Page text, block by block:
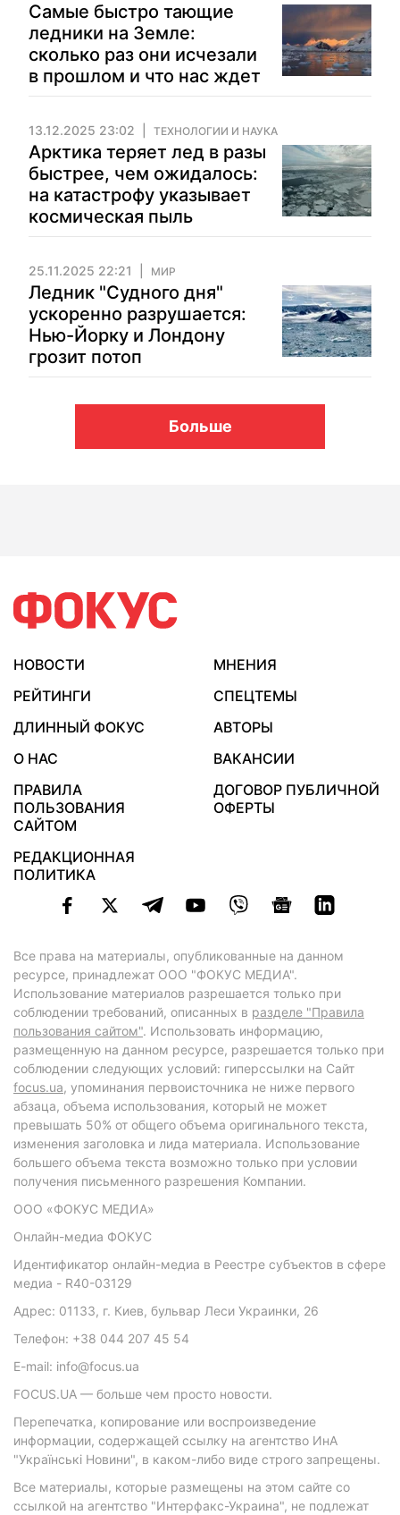
Самые быстро тающие
ледники на Земле:
сколько раз они исчезали
в прошлом и что нас ждет
13.12.2025 23:02 ТЕХНОЛОГИИ И НАУКА
Арктика теряет лед в разы
быстрее, чем ожидалось:
на катастрофу указывает
космическая пыль
25.11.2025 22:21 МИР
Ледник "Судного дня"
ускоренно разрушается:
Нью-Йорку и Лондону
грозит потоп
Больше
НОВОСТИ
МНЕНИЯ
РЕЙТИНГИ
СПЕЦТЕМЫ
ДЛИННЫЙ ФОКУС
АВТОРЫ
О НАС
ВАКАНСИИ
ПРАВИЛА
ПОЛЬЗОВАНИЯ
САЙТОМ
ДОГОВОР ПУБЛИЧНОЙ
ОФЕРТЫ
РЕДАКЦИОННАЯ
ПОЛИТИКА
Все права на материалы, опубликованные на данном
ресурсе, принадлежат ООО "ФОКУС МЕДИА".
Использование материалов разрешается только при
соблюдении требований, описанных в разделе "Правила
пользования сайтом". Использовать информацию,
размещенную на данном ресурсе, разрешается только при
соблюдении следующих условий: гиперссылки на Сайт
focus.ua, упоминания первоисточника не ниже первого
абзаца, объема использования, который не может
превышать 50% от общего объема оригинального текста,
изменения заголовка и лида материала. Использование
большего объема текста возможно только при условии
получения письменного разрешения Компании.
ООО «ФОКУС МЕДИА»
Онлайн-медиа ФОКУС
Идентификатор онлайн-медиа в Реестре субъектов в сфере
медиа - R40-03129
Адрес: 01133, г. Киев, бульвар Леси Украинки, 26
Телефон: +38 044 207 45 54
E-mail: info@focus.ua
FOCUS.UA — больше чем просто новости.
Перепечатка, копирование или воспроизведение
информации, содержащей ссылку на агентство ИнА
"Українські Новини", в каком-либо виде строго запрещены.
Все материалы, которые размещены на этом сайте со
ссылкой на агентство "Интерфакс-Украина", не подлежат